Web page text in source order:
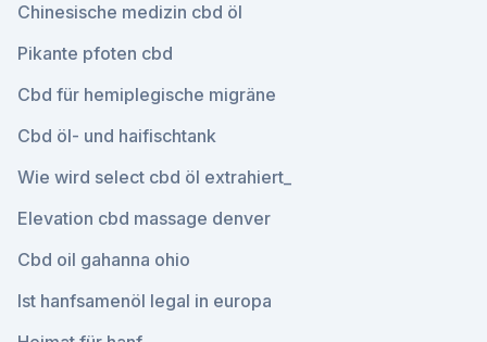
Chinesische medizin cbd öl
Pikante pfoten cbd
Cbd für hemiplegische migräne
Cbd öl- und haifischtank
Wie wird select cbd öl extrahiert_
Elevation cbd massage denver
Cbd oil gahanna ohio
Ist hanfsamenöl legal in europa